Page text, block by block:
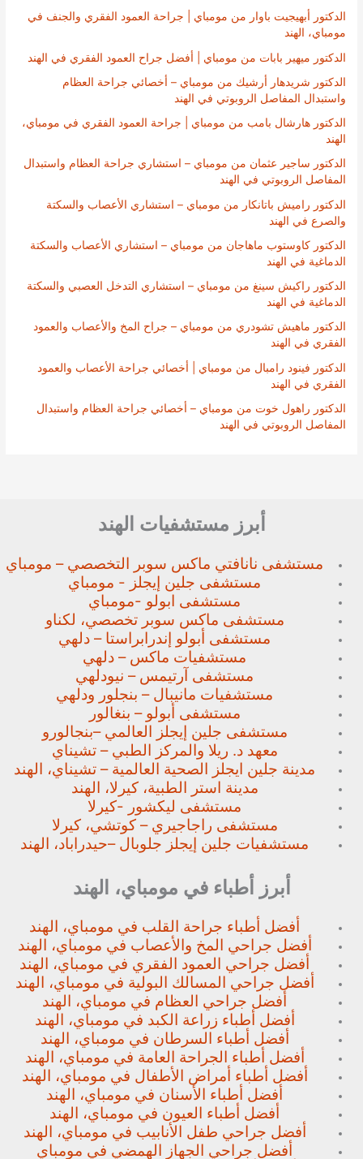
الدكتور أبهيجيت باوار من مومباي | جراحة العمود الفقري والجنف في
مومباي، الهند
الدكتور ميهير بابات من مومباي | أفضل جراح العمود الفقري في الهند
الدكتور شريدهار أرشيك من مومباي – أخصائي جراحة العظام
واستبدال المفاصل الروبوتي في الهند
الدكتور هارشال بامب من مومباي | جراحة العمود الفقري في مومباي،
الهند
الدكتور ساجير عثمان من مومباي – استشاري جراحة العظام واستبدال
المفاصل الروبوتي في الهند
الدكتور راميش باتانكار من مومباي – استشاري الأعصاب والسكتة
والصرع في الهند
الدكتور كاوستوب ماهاجان من مومباي – استشاري الأعصاب والسكتة
الدماغية في الهند
الدكتور راكيش سينغ من مومباي – استشاري التدخل العصبي والسكتة
الدماغية في الهند
الدكتور ماهيش تشودري من مومباي – جراح المخ والأعصاب والعمود
الفقري في الهند
الدكتور فينود رامبال من مومباي | أخصائي جراحة الأعصاب والعمود
الفقري في الهند
الدكتور راهول خوت من مومباي – أخصائي جراحة العظام واستبدال
المفاصل الروبوتي في الهند
أبرز مستشفيات الهند
مستشفى نانافتي ماكس سوبر التخصصي – مومباي
مستشفى جلين إيجلز - مومباي
مستشفى ابولو -مومباي
مستشفى ماكس سوبر تخصصي، لكناو
مستشفى أبولو إندرابراستا – دلهي
مستشفيات ماكس – دلهي
مستشفى آرتيمس – نيودلهي
مستشفيات مانيبال – بنجلور ودلهي
مستشفى أبولو – بنغالور
مستشفى جلين إيجلز العالمي –بنجالورو
معهد د. ريلا والمركز الطبي – تشيناي
مدينة جلين ايجلز الصحية العالمية – تشيناي، الهند
مدينة استر الطبية، كيرلا، الهند
مستشفى ليكشور -كيرلا
مستشفى راجاجيري – كوتشي، كيرلا
مستشفيات جلين إيجلز جلوبال –حيدراباد، الهند
أبرز أطباء في مومباي، الهند
أفضل أطباء جراحة القلب في مومباي، الهند
أفضل جراحي المخ والأعصاب في مومباي، الهند
أفضل جراحي العمود الفقري في مومباي، الهند
أفضل جراحي المسالك البولية في مومباي، الهند
أفضل جراحي العظام في مومباي، الهند
أفضل أطباء زراعة الكبد في مومباي، الهند
أفضل أطباء السرطان في مومباي، الهند
أفضل أطباء الجراحة العامة في مومباي، الهند
أفضل أطباء أمراض الأطفال في مومباي، الهند
أفضل أطباء الأسنان في مومباي، الهند
أفضل أطباء العيون في مومباي، الهند
أفضل جراحي طفل الأنابيب في مومباي، الهند
أفضل جراحي الجهاز الهمضي في مومباي